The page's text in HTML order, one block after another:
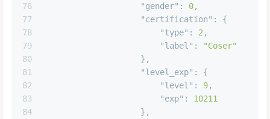
75
76
77
78
79
80
81
82
83
"avatar" : "100061"
"gender" : 0,
"certification"
"type" :
,
},
"level_exp" :
{
"level" : 9,